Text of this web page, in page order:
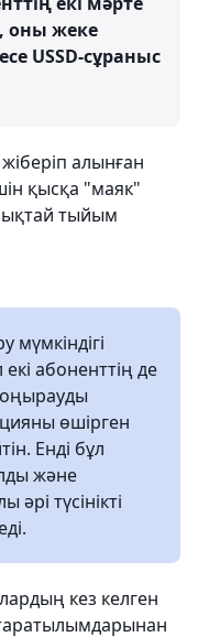
оны жеке
USSD-сұраныс
алынған
қысқа "маяк"
тыйым
мүмкіндігі
абоненттің де
өшірген
Енді бұл
және
түсінікті
кез келген